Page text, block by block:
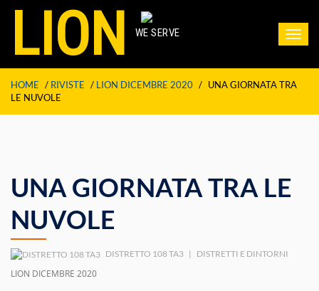
LION WE SERVE
HOME / RIVISTE / LION DICEMBRE 2020 / UNA GIORNATA TRA
LE NUVOLE
UNA GIORNATA TRA LE
NUVOLE
DISTRETTO 108 TA3 | DISTRETTI E DINTORNI
LION DICEMBRE 2020